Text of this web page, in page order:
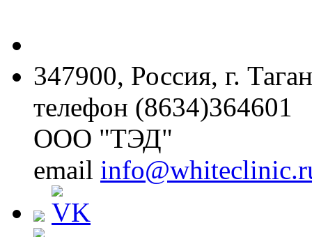
347900, Россия, г.
телефон (8634)364601
ООО "ТЭД"
email